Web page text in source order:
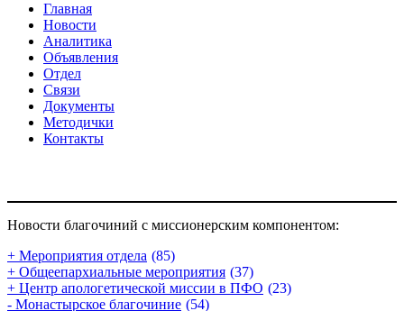
Главная
Новости
Аналитика
Объявления
Отдел
Связи
Документы
Методички
Контакты
Новости благочиний с миссионерским компонентом:
+ Мероприятия отдела (85)
+ Общеепархиальные мероприятия (37)
+ Центр апологетической миссии в ПФО (23)
- Монастырское благочиние (54)